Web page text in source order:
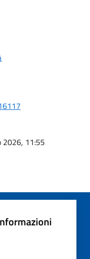
2026, 11:55